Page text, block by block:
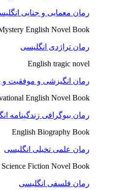
رمان معمایی و جنایی
English Novel Book
رمان تراژدی انگلیسی
English tragic novel
رمان انگیزشی و موفقیت و
English Novel Book
رمان بیوگرافی زندگینامه
English Biography Book
رمان علمی تخیلی انگلیسی
Fiction Novel Book
رمان فلسفی انگلیسی